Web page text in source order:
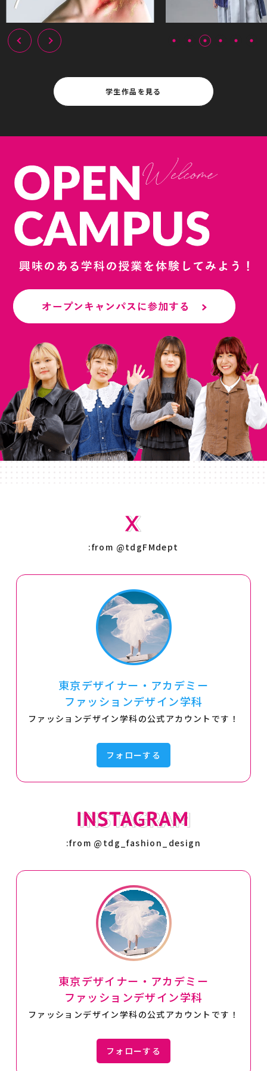
学生作品を見る
:from @tdgFMdept
東京デザイナー・アカデミー
ファッションデザイン学科
ファッションデザイン学科の公式アカウントです！
フォローする
:from @tdg_fashion_design
東京デザイナー・アカデミー
ファッションデザイン学科
ファッションデザイン学科の公式アカウントです！
フォローする